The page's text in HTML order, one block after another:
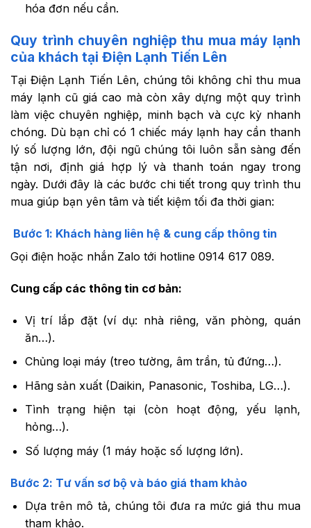
hóa đơn nếu cần.
Quy trình chuyên nghiệp thu mua máy lạnh
của khách tại Điện Lạnh Tiến Lên
Tại Điện Lạnh Tiến Lên, chúng tôi không chỉ thu mua
máy lạnh cũ giá cao mà còn xây dựng một quy trình
làm việc chuyên nghiệp, minh bạch và cực kỳ nhanh
chóng. Dù bạn chỉ có 1 chiếc máy lạnh hay cần thanh
lý số lượng lớn, đội ngũ chúng tôi luôn sẵn sàng đến
tận nơi, định giá hợp lý và thanh toán ngay trong
ngày. Dưới đây là các bước chi tiết trong quy trình thu
mua giúp bạn yên tâm và tiết kiệm tối đa thời gian:
Bước 1: Khách hàng liên hệ & cung cấp thông tin
Gọi điện hoặc nhắn Zalo tới hotline 0914 617 089.
Cung cấp các thông tin cơ bản:
Vị trí lắp đặt (ví dụ: nhà riêng, văn phòng, quán
ăn…).
Chủng loại máy (treo tường, âm trần, tủ đứng…).
Hãng sản xuất (Daikin, Panasonic, Toshiba, LG…).
Tình trạng hiện tại (còn hoạt động, yếu lạnh,
hỏng…).
Số lượng máy (1 máy hoặc số lượng lớn).
Bước 2: Tư vấn sơ bộ và báo giá tham khảo
Dựa trên mô tả, chúng tôi đưa ra mức giá thu mua
tham khảo.